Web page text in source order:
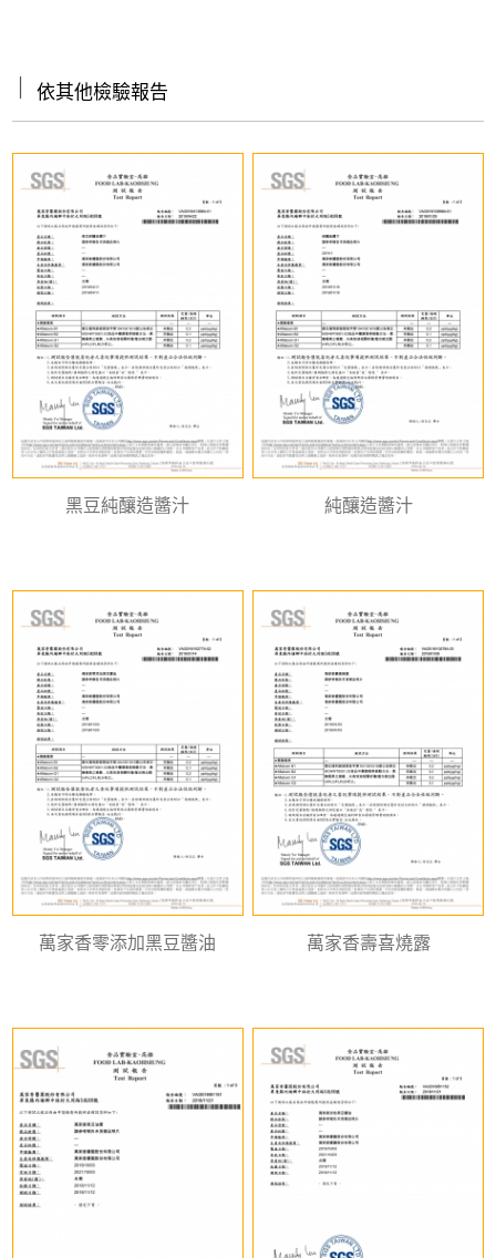
依其他檢驗報告
黑豆純釀造醬汁 純釀造醬汁
萬家香零添加黑豆醬油 萬家香壽喜燒露